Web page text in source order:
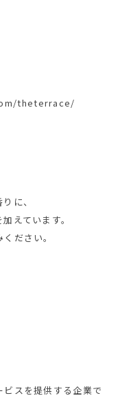
theterrace/
に、
えています。
ださい。
スを提供する企業で